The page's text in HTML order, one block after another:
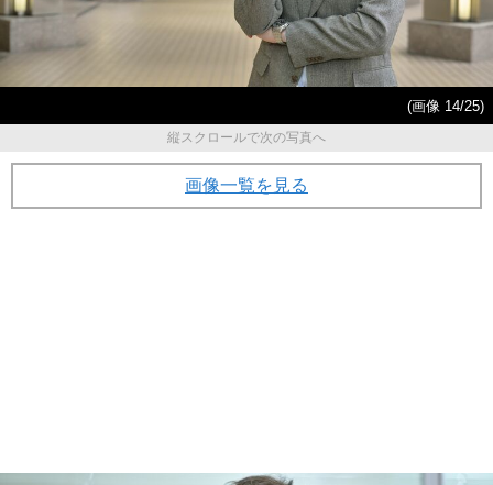
(画像 14/25)
縦スクロールで次の写真へ
画像一覧を見る